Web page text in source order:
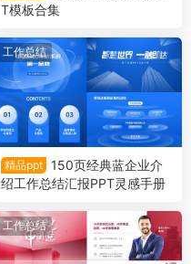
T模板合集
工作总结
精品ppt
150页经典蓝企业介
绍工作总结汇报PPT灵感手册
工作总结